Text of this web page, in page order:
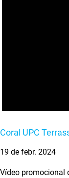
Coral UPC
19 de febr. 2024
Vídeo promocional